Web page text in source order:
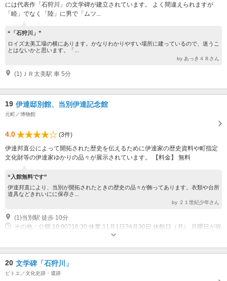
には代表作「石狩川」の文学碑が建立されています。 よく間違えられますが
「睦」でなく「陸」に男で「ムツ...
“「石狩川」”
ロイズ太美工場の横にあります。かなりわかりやすい場所に建っているので、迷うこ
とはないかと思います。「...
by あっき４８さん
(1)ＪＲ太美駅 車 5分
19 伊達邸別館、当別伊達記念館
元町／博物館
4.0
(3件)
伊達邦直公によって開拓された歴史を伝えるために伊達家の歴史資料や町指定
文化財等の伊達家ゆかりの品々が展示されています。 【料金】 無料
“入館無料です”
伊達邦直により、当別が開拓されたときの歴史の品々が飾ってあります。衣類や台所
道具などきれいにに保存さ...
by ２１世紀少年さん
(1)当別駅 徒歩 10分
その他：公開 10:00?16:30 休業 11月1日?4月30日 休館日（月） 月曜日が祝
20 文学碑「石狩川」
ビトエ／文化史跡・遺跡